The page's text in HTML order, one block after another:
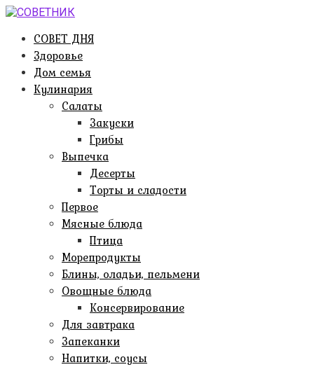
Перейти
контентуСОВЕТ ДНЯ
Здоровье
Дом семья
Кулинария
Салаты
Закуски
Грибы
Выпечка
Десерты
Торты и сладости
Первое
Мясные блюда
Птица
Морепродукты
Блины, оладьи, пельмени
Овощные блюда
Консервирование
Для завтрака
Запеканки
Напитки, соусы